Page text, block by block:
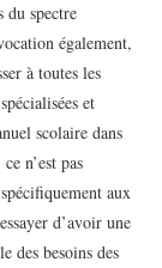
du spectre
également,
à toutes les
et
scolaire dans
n’est pas
aux
d’avoir une
des besoins des